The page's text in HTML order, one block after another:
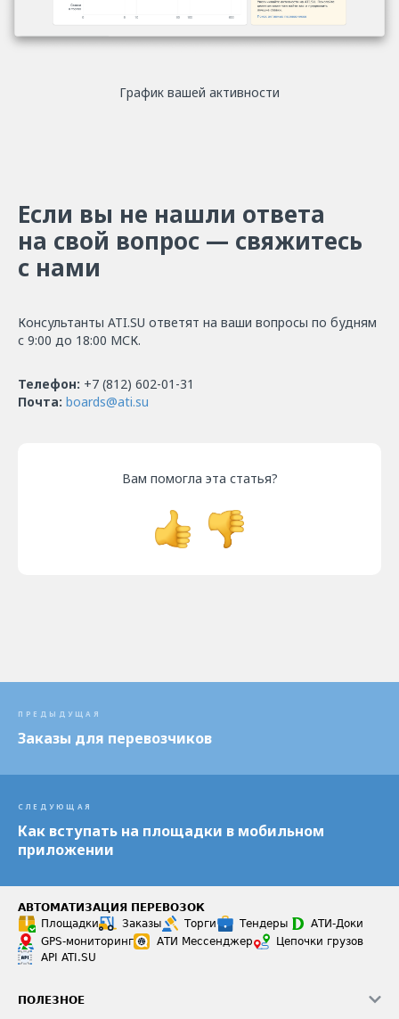
График вашей активности
Если вы не нашли ответа
на свой вопрос — свяжитесь
с нами
Консультанты ATI.SU ответят на ваши вопросы по будням
с 9:00 до 18:00 МСК.
Телефон: +7 (812) 602-01-31
Почта: boards@ati.su
Вам помогла эта статья?
ПРЕДЫДУЩАЯ
Заказы для перевозчиков
СЛЕДУЮЩАЯ
Как вступать на площадки в мобильном
приложении
АВТОМАТИЗАЦИЯ ПЕРЕВОЗОК
Площадки
Заказы Торги Тендеры
АТИ-Доки
GPS-мониторинг
АТИ Мессенджер
Цепочки грузов
API ATI.SU
ПОЛЕЗНОЕ